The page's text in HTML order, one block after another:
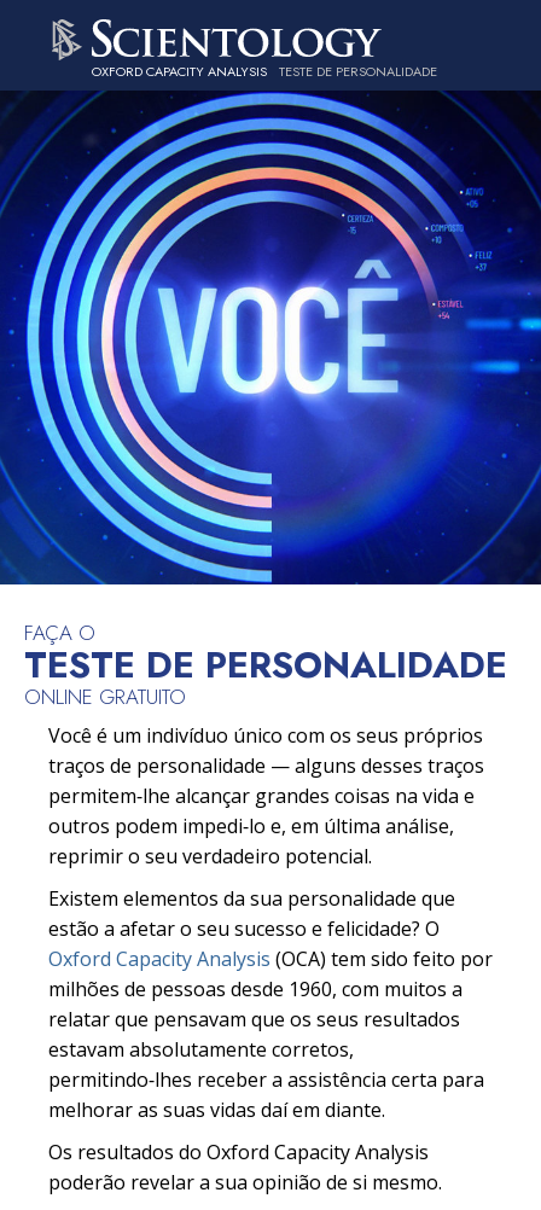
OXFORD CAPACITY ANALYSIS TESTE DE PERSONALIDADE
FAÇA O
TESTE DE PERSONALIDADE
ONLINE GRATUITO
Você é um indivíduo único com os seus próprios
traços de personalidade — alguns desses traços
permitem‑lhe alcançar grandes coisas na vida e
outros podem impedi‑lo e, em última análise,
reprimir o seu verdadeiro potencial.
Existem elementos da sua personalidade que
estão a afetar o seu sucesso e felicidade? O
Oxford Capacity Analysis (OCA) tem sido feito por
milhões de pessoas desde 1960, com muitos a
relatar que pensavam que os seus resultados
estavam absolutamente corretos,
permitindo‑lhes receber a assistência certa para
melhorar as suas vidas daí em diante.
Os resultados do Oxford Capacity Analysis
poderão revelar a sua opinião de si mesmo.